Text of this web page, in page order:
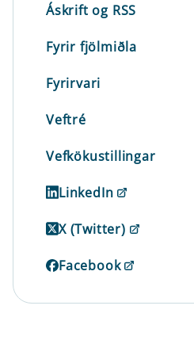
Áskrift og RSS
Fyrir fjölmiðla
Fyrirvari
Veftré
Vefkökustillingar
LinkedIn
X (Twitter)
Facebook